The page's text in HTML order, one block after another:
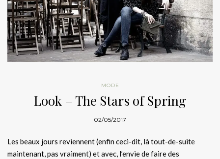
MODE
Look – The Stars of Spring
02/05/2017
Les beaux jours reviennent (enfin ceci-dit, là tout-de-suite
maintenant, pas vraiment) et avec, l’envie de faire des